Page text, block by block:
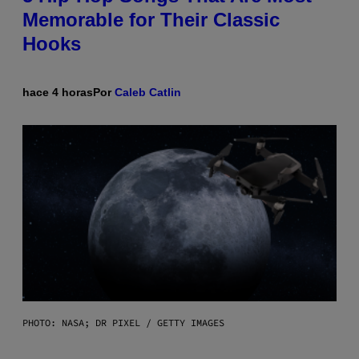
Memorable for Their Classic
Hooks
hace 4 horasPorCaleb Catlin
PHOTO: NASA; DR PIXEL / GETTY IMAGES